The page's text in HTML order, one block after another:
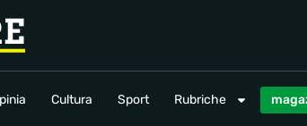
Cultura Sport Rubriche
Sport Rubriche